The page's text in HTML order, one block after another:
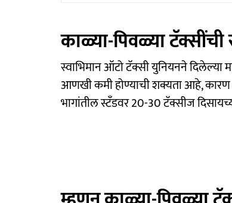
काळ्या-पिवळ्या
स्वाभिमान ऑटो टॅक्सी युनियनने दिलेल्या
आणखी कमी होण्याची शक्यता आहे, कारण
भागांतील स्टँडवर 20-30 टॅक्सीज